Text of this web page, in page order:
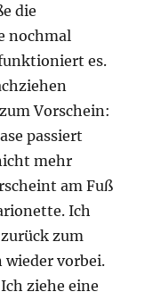
die
nochmal
es.
Vorschein:
passiert
mehr
am Fuß
Ich
zum
wieder vorbei.
ziehe eine